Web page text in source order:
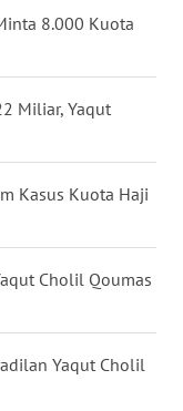
8.000 Kuota
Miliar, Yaqut
Kasus Kuota Haji
Cholil Qoumas
Yaqut Cholil